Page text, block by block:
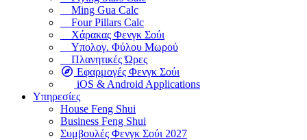
Ming Gua Calc
Four Pillars Calc
Χάρακας Φενγκ Σούι
Υπολογ. Φύλου Μωρού
Πλανητικές Ώρες
Εφαρμογές Φενγκ Σούι
iOS & Android Applications
Υπηρεσίες
House Feng Shui
Business Feng Shui
Συμβουλές Φενγκ Σούι 2027